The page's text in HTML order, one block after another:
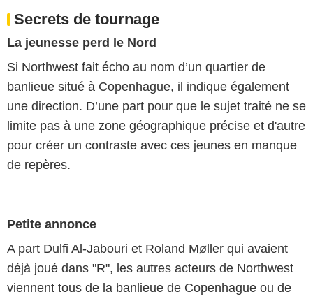
Secrets de tournage
La jeunesse perd le Nord
Si Northwest fait écho au nom d’un quartier de
banlieue situé à Copenhague, il indique également
une direction. D’une part pour que le sujet traité ne se
limite pas à une zone géographique précise et d'autre
pour créer un contraste avec ces jeunes en manque
de repères.
Petite annonce
A part Dulfi Al-Jabouri et Roland Møller qui avaient
déjà joué dans "R", les autres acteurs de Northwest
viennent tous de la banlieue de Copenhague ou de